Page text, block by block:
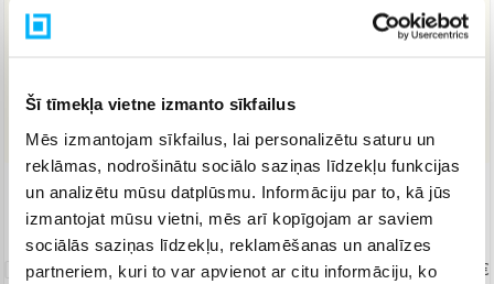
Šī tīmekļa vietne izmanto sīkfailus
Mēs izmantojam sīkfailus, lai personalizētu saturu un
reklāmas, nodrošinātu sociālo saziņas līdzekļu funkcijas
un analizētu mūsu datplūsmu. Informāciju par to, kā jūs
izmantojat mūsu vietni, mēs arī kopīgojam ar saviem
sociālās saziņas līdzekļu, reklamēšanas un analīzes
partneriem, kuri to var apvienot ar citu informāciju, ko
Piegāde: 7-15 d.d.
Uznešanas/izkraušanas
pakalpojums
19,99 €